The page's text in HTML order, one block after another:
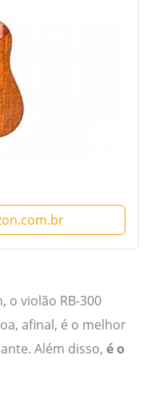
o violão RB-300
afinal, é o melhor
Além disso, é o